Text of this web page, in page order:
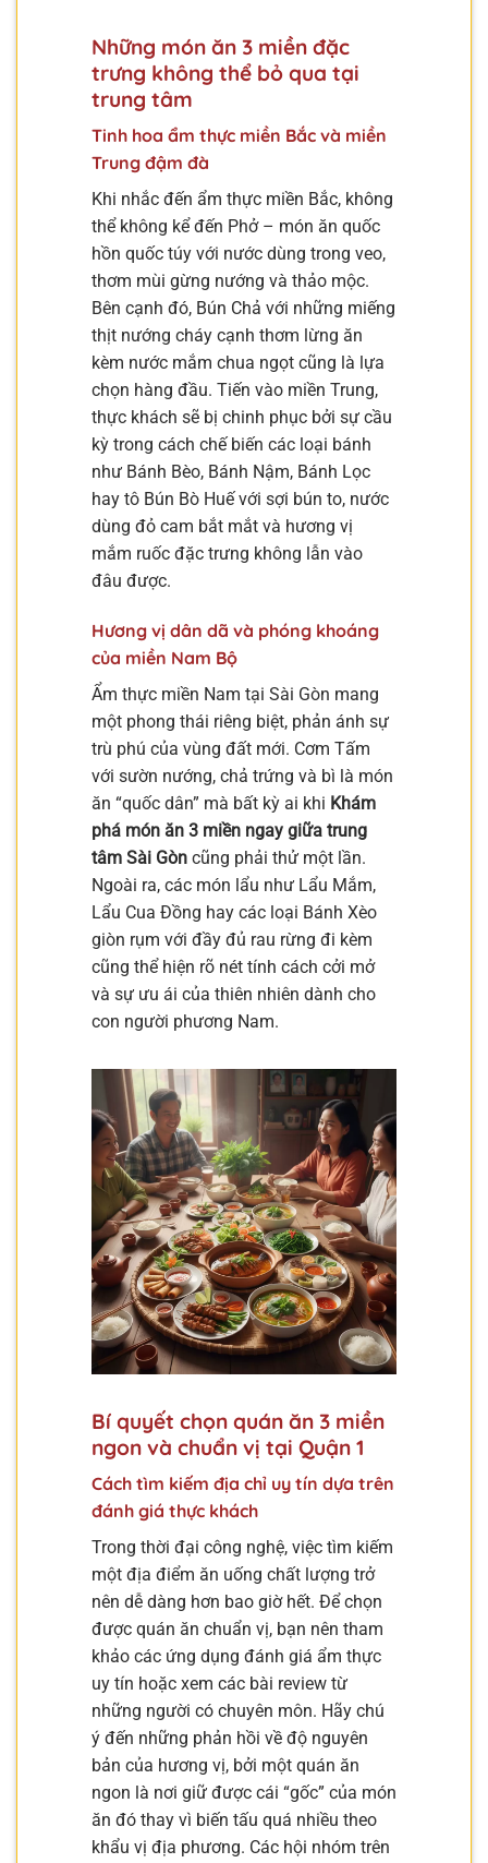
Những món ăn 3 miền đặc
trưng không thể bỏ qua tại
trung tâm
Tinh hoa ẩm thực miền Bắc và miền
Trung đậm đà
Khi nhắc đến ẩm thực miền Bắc, không
thể không kể đến Phở – món ăn quốc
hồn quốc túy với nước dùng trong veo,
thơm mùi gừng nướng và thảo mộc.
Bên cạnh đó, Bún Chả với những miếng
thịt nướng cháy cạnh thơm lừng ăn
kèm nước mắm chua ngọt cũng là lựa
chọn hàng đầu. Tiến vào miền Trung,
thực khách sẽ bị chinh phục bởi sự cầu
kỳ trong cách chế biến các loại bánh
như Bánh Bèo, Bánh Nậm, Bánh Lọc
hay tô Bún Bò Huế với sợi bún to, nước
dùng đỏ cam bắt mắt và hương vị
mắm ruốc đặc trưng không lẫn vào
đâu được.
Hương vị dân dã và phóng khoáng
của miền Nam Bộ
Ẩm thực miền Nam tại Sài Gòn mang
một phong thái riêng biệt, phản ánh sự
trù phú của vùng đất mới. Cơm Tấm
với sườn nướng, chả trứng và bì là món
ăn “quốc dân” mà bất kỳ ai khi Khám
phá món ăn 3 miền ngay giữa trung
tâm Sài Gòn cũng phải thử một lần.
Ngoài ra, các món lẩu như Lẩu Mắm,
Lẩu Cua Đồng hay các loại Bánh Xèo
giòn rụm với đầy đủ rau rừng đi kèm
cũng thể hiện rõ nét tính cách cởi mở
và sự ưu ái của thiên nhiên dành cho
con người phương Nam.
Bí quyết chọn quán ăn 3 miền
ngon và chuẩn vị tại Quận 1
Cách tìm kiếm địa chỉ uy tín dựa trên
đánh giá thực khách
Trong thời đại công nghệ, việc tìm kiếm
một địa điểm ăn uống chất lượng trở
nên dễ dàng hơn bao giờ hết. Để chọn
được quán ăn chuẩn vị, bạn nên tham
khảo các ứng dụng đánh giá ẩm thực
uy tín hoặc xem các bài review từ
những người có chuyên môn. Hãy chú
ý đến những phản hồi về độ nguyên
bản của hương vị, bởi một quán ăn
ngon là nơi giữ được cái “gốc” của món
ăn đó thay vì biến tấu quá nhiều theo
khẩu vị địa phương. Các hội nhóm trên